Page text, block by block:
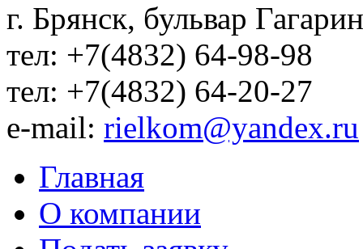
г. Брянск, бульвар
тел: +7(4832) 64-98-98
тел: +7(4832) 64-20-27
e-mail: rielkom@yandex.ru
Главная
О компании